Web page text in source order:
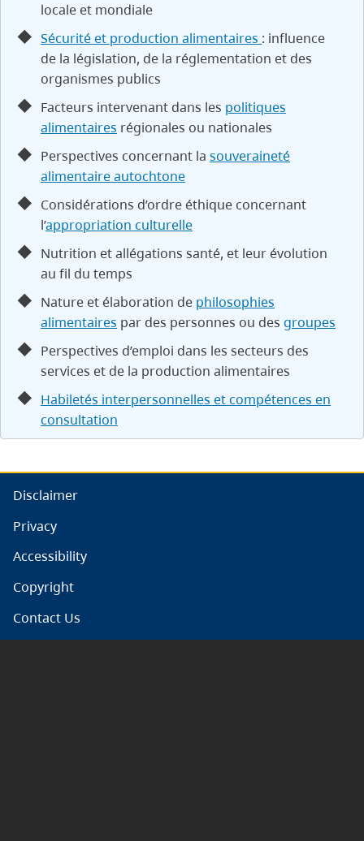
locale et mondiale
Sécurité et production alimentaires : influence
de la législation, de la réglementation et des
organismes publics
Facteurs intervenant dans les politiques
alimentaires régionales ou nationales
Perspectives concernant la souveraineté
alimentaire autochtone
Considérations d’ordre éthique concernant
l’appropriation culturelle
Nutrition et allégations santé, et leur évolution
au fil du temps
Nature et élaboration de philosophies
alimentaires par des personnes ou des groupes
Perspectives d’emploi dans les secteurs des
services et de la production alimentaires
Habiletés interpersonnelles et compétences en
consultation
Disclaimer
Privacy
Accessibility
Copyright
Contact Us